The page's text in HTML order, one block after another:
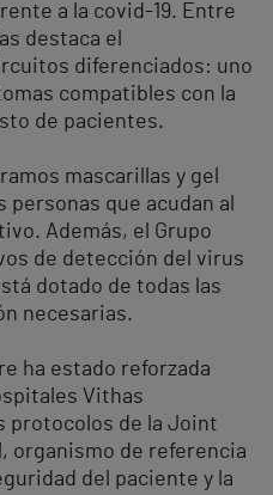
a la covid-19. Entre
destaca el
diferenciados: uno
compatibles con la
de pacientes.
mascarillas y gel
que acudan al
Además, el Grupo
de detección del virus
dotado de todas las
necesarias.
ha estado reforzada
Vithas
protocolos de la Joint
organismo de referencia
del paciente y la